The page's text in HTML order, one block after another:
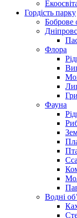
Гордість парку
Боброве
Флора
Фауна
Водні